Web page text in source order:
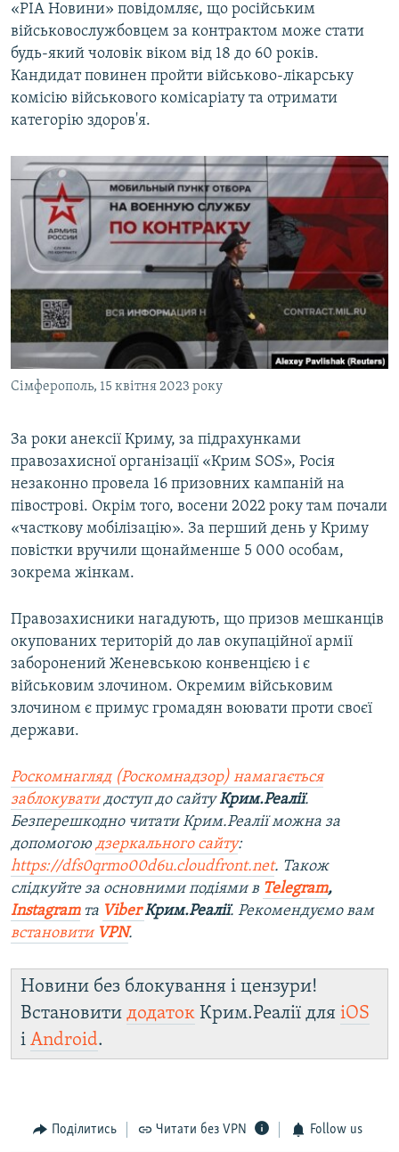
«РІА Новини» повідомляє, що російським
військовослужбовцем за контрактом може стати
будь-який чоловік віком від 18 до 60 років.
Кандидат повинен пройти військово-лікарську
комісію військового комісаріату та отримати
категорію здоров'я.
Сімферополь, 15 квітня 2023 року
За роки анексії Криму, за підрахунками
правозахисної організації «Крим SOS», Росія
незаконно провела 16 призовних кампаній на
півострові. Окрім того, восени 2022 року там почали
«часткову мобілізацію». За перший день у Криму
повістки вручили щонайменше 5 000 особам,
зокрема жінкам.
Правозахисники нагадують, що призов мешканців
окупованих територій до лав окупаційної армії
заборонений Женевською конвенцією і є
військовим злочином. Окремим військовим
злочином є примус громадян воювати проти своєї
держави.
Роскомнагляд (Роскомнадзор) намагається
заблокуватидоступ до сайтуКрим.Реалії.
Безперешкодно читати Крим.Реалії можна за
допомогою дзеркального сайту:
https://dfs0qrmo00d6u.cloudfront.net. Також
слідкуйте за основними подіями в Telegram,
Instagramта ViberКрим.Реалії. Рекомендуємо вам
встановити VPN.
Новини без блокування і цензури!
Встановити додаток Крим.Реалії для iOS
і Android.
Поділитись Читати без VPN Follow us